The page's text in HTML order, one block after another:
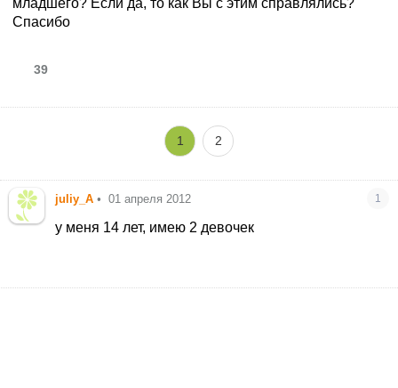
Спасибо
39
1 2
juliy_A • 01 апреля 2012 1
у меня 14 лет, имею 2 девочек